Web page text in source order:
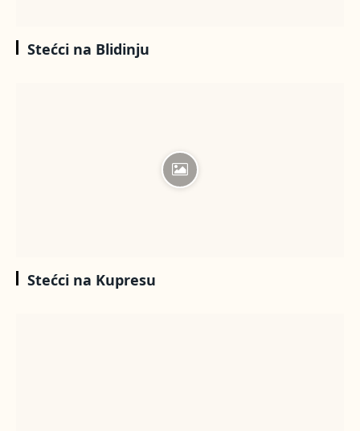
Stećci na Blidinju
Stećci na Kupresu